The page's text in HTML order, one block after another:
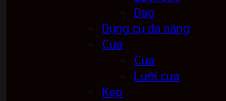
Dao
Dụng cụ đa năng
Cưa
Cưa
Lưỡi cưa
Kẹp